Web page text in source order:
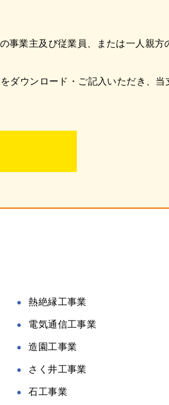
事業主及び従業員、または一人親方
ダウンロード・ご記入いただき、当
熱絶縁工事業
電気通信工事業
造園工事業
さく井工事業
石工事業